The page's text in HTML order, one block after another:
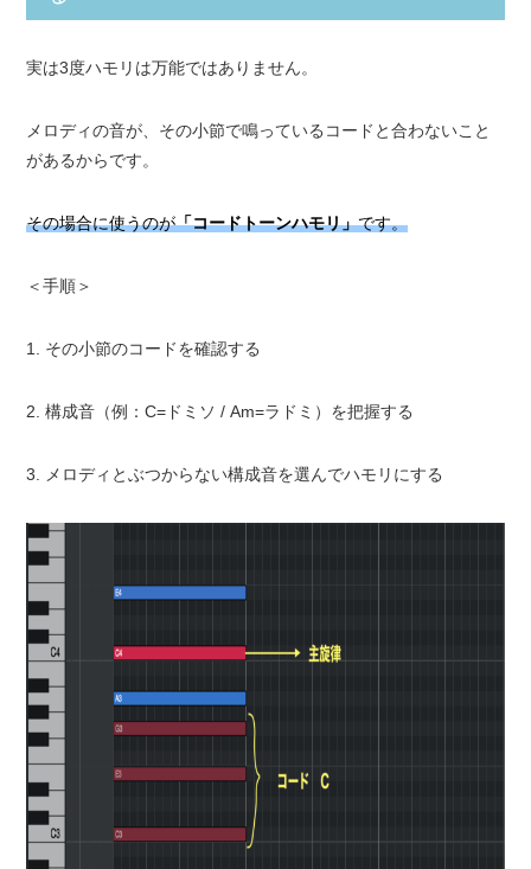
実は3度ハモリは万能ではありません。
メロディの音が、その小節で鳴っているコードと合わないこと
があるからです。
その場合に使うのが「コードトーンハモリ」です。
＜手順＞
1. その小節のコードを確認する
2. 構成音（例：C=ドミソ / Am=ラドミ）を把握する
3. メロディとぶつからない構成音を選んでハモリにする